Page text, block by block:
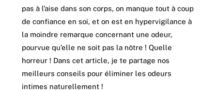
pas à l’aise dans son corps, on manque tout à coup
de confiance en soi, et on est en hypervigilance à
la moindre remarque concernant une odeur,
pourvue qu’elle ne soit pas la nôtre ! Quelle
horreur ! Dans cet article, je te partage nos
meilleurs conseils pour éliminer les odeurs
intimes naturellement !